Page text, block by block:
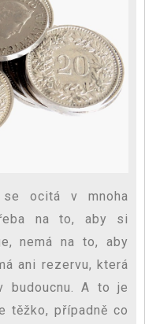
se ocitá v mnoha
na to, aby si
nemá na to, aby
ani rezervu, která
budoucnu. A to je
těžko, případně co